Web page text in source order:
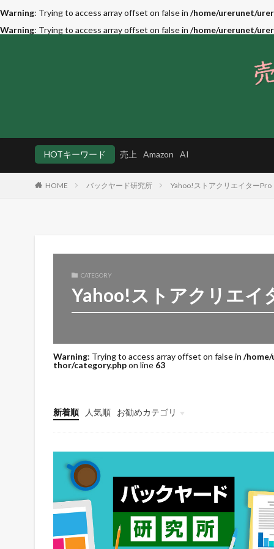
Warning: Trying to access array offset on false in /home/urerunet/
Warning: Trying to access array offset on false in /home/urerunet/
HOTキーワード 売上 Amazon AI
HOME バックヤード研究所 Yahoo!ストアクリエイターPro
CATEGORY
Yahoo!ストアクリエイ
Warning: Trying to access array offset on false in /
thor/category.phpon line 63
新着順 人気順
お勧めカテゴリ
未分類